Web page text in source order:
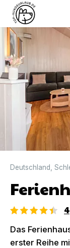
DIREKT BUCHBAR
Deutschland
Das
erster Reihe